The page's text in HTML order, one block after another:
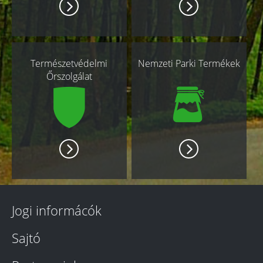
Természetvédelmi
Őrszolgálat
Nemzeti Parki Termékek
Jogi informácók
Sajtó